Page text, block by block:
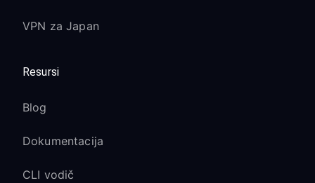
VPN za Japan
Resursi
Blog
Dokumentacija
CLI vodič